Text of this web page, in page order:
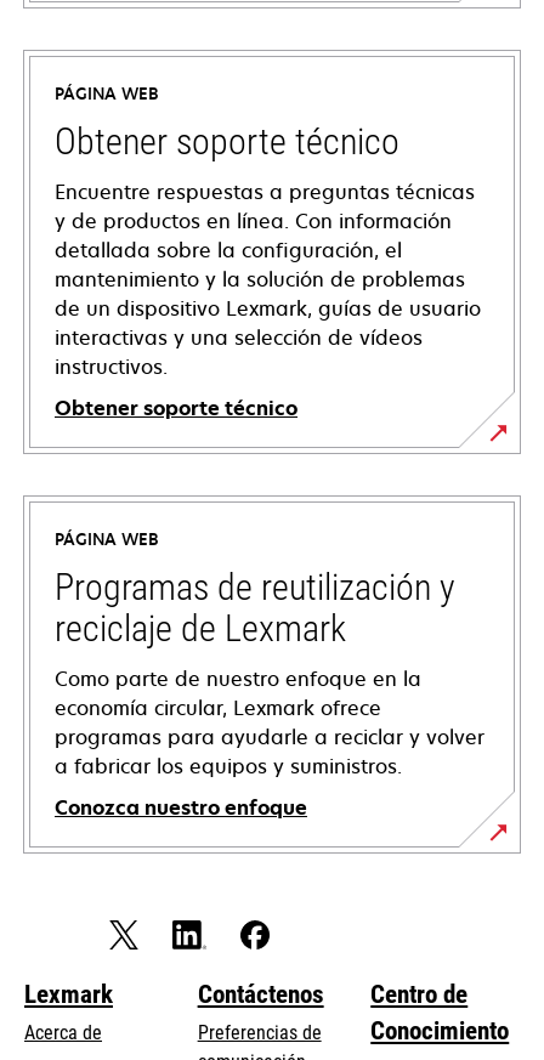
PÁGINA WEB
Obtener soporte técnico
Encuentre respuestas a preguntas técnicas
y de productos en línea. Con información
detallada sobre la configuración, el
mantenimiento y la solución de problemas
de un dispositivo Lexmark, guías de usuario
interactivas y una selección de vídeos
instructivos.
Obtener soporte técnico
opens
in
new
tab
PÁGINA WEB
Programas de reutilización y
reciclaje de Lexmark
Como parte de nuestro enfoque en la
economía circular, Lexmark ofrece
programas para ayudarle a reciclar y volver
a fabricar los equipos y suministros.
Conozca nuestro enfoque
Lexmark
Acerca de
Contáctenos
Preferencias de
Centro de
Conocimiento